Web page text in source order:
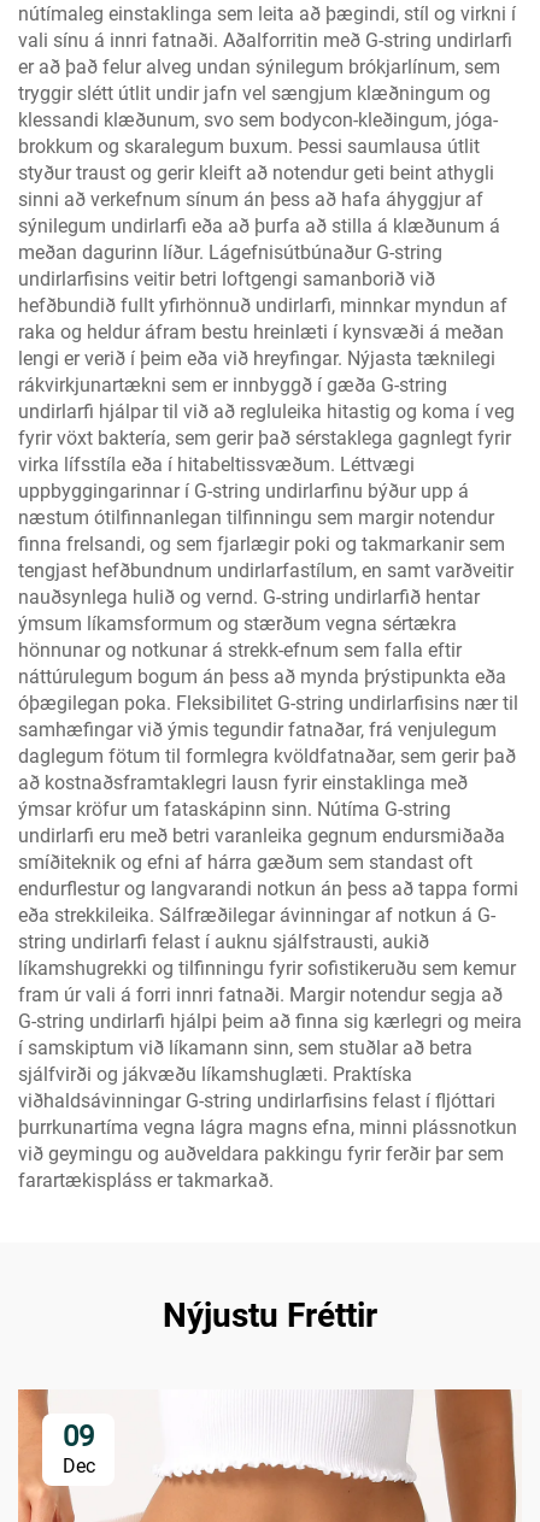
nútímaleg einstaklinga sem leita að þægindi, stíl og virkni í
vali sínu á innri fatnaði. Aðalforritin með G-string undirlarfi
er að það felur alveg undan sýnilegum brókjarlínum, sem
tryggir slétt útlit undir jafn vel sængjum klæðningum og
klessandi klæðunum, svo sem bodycon-kleðingum, jóga-
brokkum og skaralegum buxum. Þessi saumlausa útlit
styður traust og gerir kleift að notendur geti beint athygli
sinni að verkefnum sínum án þess að hafa áhyggjur af
sýnilegum undirlarfi eða að þurfa að stilla á klæðunum á
meðan dagurinn líður. Lágefnisútbúnaður G-string
undirlarfisins veitir betri loftgengi samanborið við
hefðbundið fullt yfirhönnuð undirlarfi, minnkar myndun af
raka og heldur áfram bestu hreinlæti í kynsvæði á meðan
lengi er verið í þeim eða við hreyfingar. Nýjasta tæknilegi
rákvirkjunartækni sem er innbyggð í gæða G-string
undirlarfi hjálpar til við að regluleika hitastig og koma í veg
fyrir vöxt baktería, sem gerir það sérstaklega gagnlegt fyrir
virka lífsstíla eða í hitabeltissvæðum. Léttvægi
uppbyggingarinnar í G-string undirlarfinu býður upp á
næstum ótilfinnanlegan tilfinningu sem margir notendur
finna frelsandi, og sem fjarlægir poki og takmarkanir sem
tengjast hefðbundnum undirlarfastílum, en samt varðveitir
nauðsynlega hulið og vernd. G-string undirlarfið hentar
ýmsum líkamsformum og stærðum vegna sértækra
hönnunar og notkunar á strekk-efnum sem falla eftir
náttúrulegum bogum án þess að mynda þrýstipunkta eða
óþægilegan poka. Fleksibilitet G-string undirlarfisins nær til
samhæfingar við ýmis tegundir fatnaðar, frá venjulegum
daglegum fötum til formlegra kvöldfatnaðar, sem gerir það
að kostnaðsframtaklegri lausn fyrir einstaklinga með
ýmsar kröfur um fataskápinn sinn. Nútíma G-string
undirlarfi eru með betri varanleika gegnum endursmiðaða
smíðiteknik og efni af hárra gæðum sem standast oft
endurflestur og langvarandi notkun án þess að tappa formi
eða strekkileika. Sálfræðilegar ávinningar af notkun á G-
string undirlarfi felast í auknu sjálfstrausti, aukið
líkamshugrekki og tilfinningu fyrir sofistikeruðu sem kemur
fram úr vali á forri innri fatnaði. Margir notendur segja að
G-string undirlarfi hjálpi þeim að finna sig kærlegri og meira
í samskiptum við líkamann sinn, sem stuðlar að betra
sjálfvirði og jákvæðu líkamshuglæti. Praktíska
viðhaldsávinningar G-string undirlarfisins felast í fljóttari
þurrkunartíma vegna lágra magns efna, minni plássnotkun
við geymingu og auðveldara pakkingu fyrir ferðir þar sem
farartækispláss er takmarkað.
Nýjustu Fréttir
09
Dec